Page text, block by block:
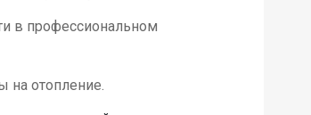
в профессиональном
на отопление.